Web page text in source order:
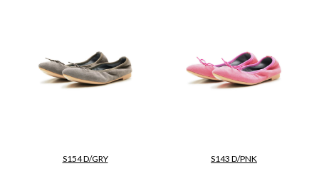
S154 D/GRY S143 D/PNK